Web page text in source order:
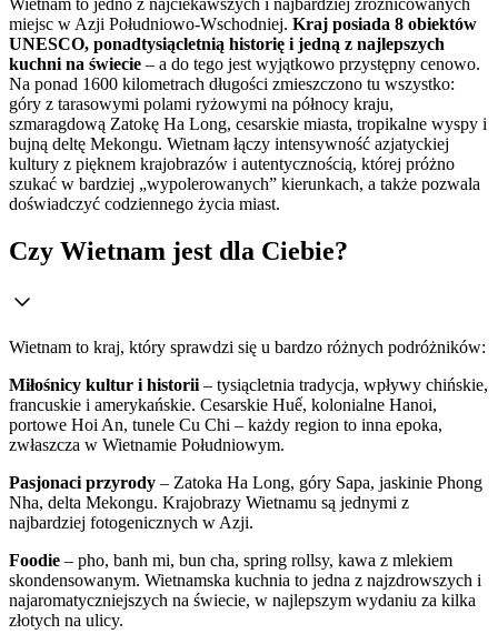
Wietnam to jedno z najciekawszych i najbardziej zróżnicowanych
miejsc w Azji Południowo-Wschodniej. Kraj posiada 8 obiektów
UNESCO, ponadtysiącletnią historię i jedną z najlepszych
kuchni na świecie – a do tego jest wyjątkowo przystępny cenowo.
Na ponad 1600 kilometrach długości zmieszczono tu wszystko:
góry z tarasowymi polami ryżowymi na północy kraju,
szmaragdową Zatokę Ha Long, cesarskie miasta, tropikalne wyspy i
bujną deltę Mekongu. Wietnam łączy intensywność azjatyckiej
kultury z pięknem krajobrazów i autentycznością, której próżno
szukać w bardziej „wypolerowanych” kierunkach, a także pozwala
doświadczyć codziennego życia miast.
Czy Wietnam jest dla Ciebie?
Wietnam to kraj, który sprawdzi się u bardzo różnych podróżników:
Miłośnicy kultur i historii – tysiącletnia tradycja, wpływy chińskie,
francuskie i amerykańskie. Cesarskie Huế, kolonialne Hanoi,
portowe Hoi An, tunele Cu Chi – każdy region to inna epoka,
zwłaszcza w Wietnamie Południowym.
Pasjonaci przyrody – Zatoka Ha Long, góry Sapa, jaskinie Phong
Nha, delta Mekongu. Krajobrazy Wietnamu są jednymi z
najbardziej fotogenicznych w Azji.
Foodie – pho, banh mi, bun cha, spring rollsy, kawa z mlekiem
skondensowanym. Wietnamska kuchnia to jedna z najzdrowszych i
najaromatyczniejszych na świecie, w najlepszym wydaniu za kilka
złotych na ulicy.